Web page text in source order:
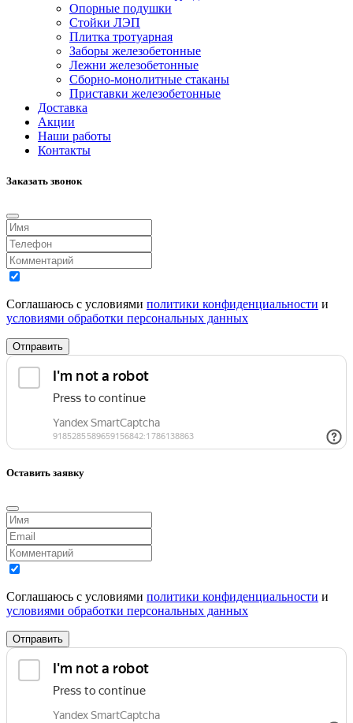
Опорные подушки
Стойки ЛЭП
Плитка тротуарная
Заборы железобетонные
Лежни железобетонные
Сборно-монолитные стаканы
Приставки железобетонные
Доставка
Акции
Наши работы
Контакты
Заказать звонок
Соглашаюсь с условиями политики конфиденциальности и
условиями обработки персональных данных
Отправить
Оставить заявку
Соглашаюсь с условиями политики конфиденциальности и
условиями обработки персональных данных
Отправить